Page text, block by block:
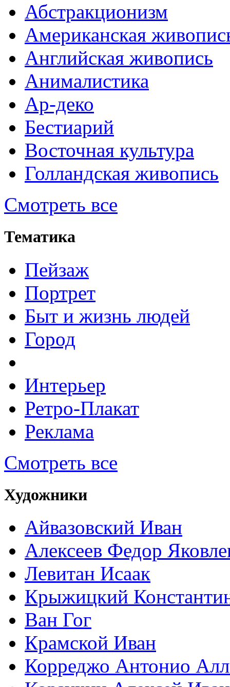
Абстракционизм
Американская
Английская живопись
Анималистика
Ар-деко
Бестиарий
Восточная культура
Голландская живопись
Смотреть все
Тематика
Пейзаж
Портрет
Быт и жизнь людей
Город
Интерьер
Ретро-Плакат
Реклама
Смотреть все
Художники
Айвазовский Иван
Алексеев Федор
Левитан Исаак
Крыжицкий
Ван Гог
Крамской Иван
Корреджо Антонио